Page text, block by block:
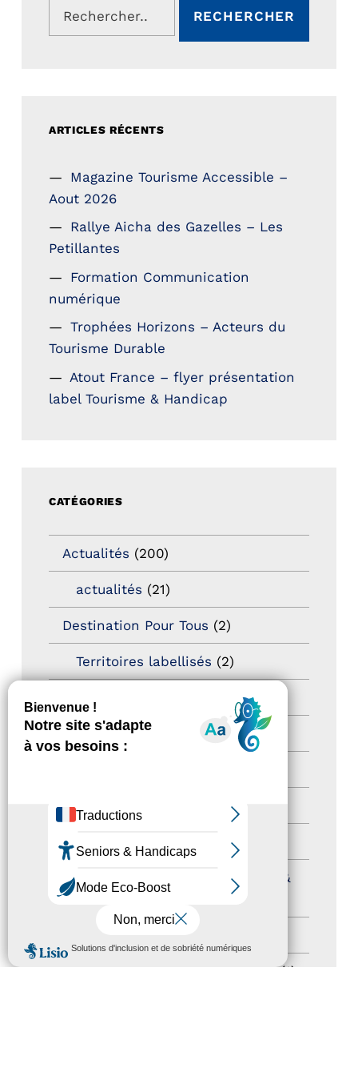
MENU
ARTICLES RÉCENTS
Magazine Tourisme Accessible –
Aout 2026
Rallye Aicha des Gazelles – Les
Petillantes
Formation Communication
numérique
Trophées Horizons – Acteurs du
Tourisme Durable
Atout France – flyer présentation
label Tourisme & Handicap
CATÉGORIES
Actualités (200)
actualités (21)
Destination Pour Tous (2)
Territoires labellisés (2)
Newsletter pro
Autres événements (41)
Journées nationales Tourisme &
Handicap
(1)